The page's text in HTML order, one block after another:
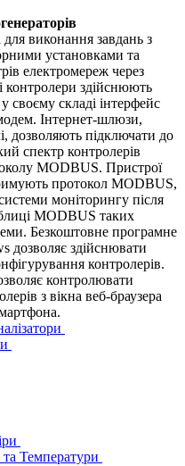
виконання завдань з
установками та
електромереж через
контролери здійснюють
своєму складі інтерфейс
Інтернет-шлюзи,
дозволяють підключати до
спектр контролерів
MODBUS. Пристрої
протокол MODBUS,
моніторингу після
MODBUS таких
Безкоштовне програмне
дозволяє здійснювати
контролерів.
контролювати
з вікна веб-браузера
Температури